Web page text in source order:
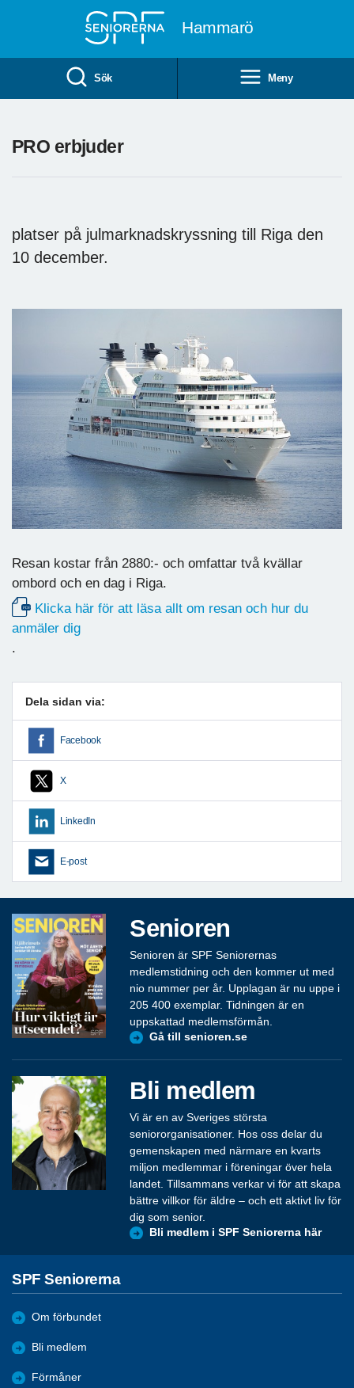
Hammarö
Sök Meny
PRO erbjuder
platser på julmarknadskryssning till Riga den
10 december.
Resan kostar från 2880:- och omfattar två kvällar
ombord och en dag i Riga.
Klicka här för att läsa allt om resan och hur du
anmäler dig
.
Dela sidan via:
Facebook
X
LinkedIn
E-post
Senioren
Senioren är SPF Seniorernas
medlemstidning och den kommer ut med
nio nummer per år. Upplagan är nu uppe i
205 400 exemplar. Tidningen är en
uppskattad medlemsförmån.
Gå till senioren.se
Bli medlem
Vi är en av Sveriges största
seniororganisationer. Hos oss delar du
gemenskapen med närmare en kvarts
miljon medlemmar i föreningar över hela
landet. Tillsammans verkar vi för att skapa
bättre villkor för äldre – och ett aktivt liv för
dig som senior.
Bli medlem i SPF Seniorerna här
SPF Seniorerna
Om förbundet
Bli medlem
Förmåner